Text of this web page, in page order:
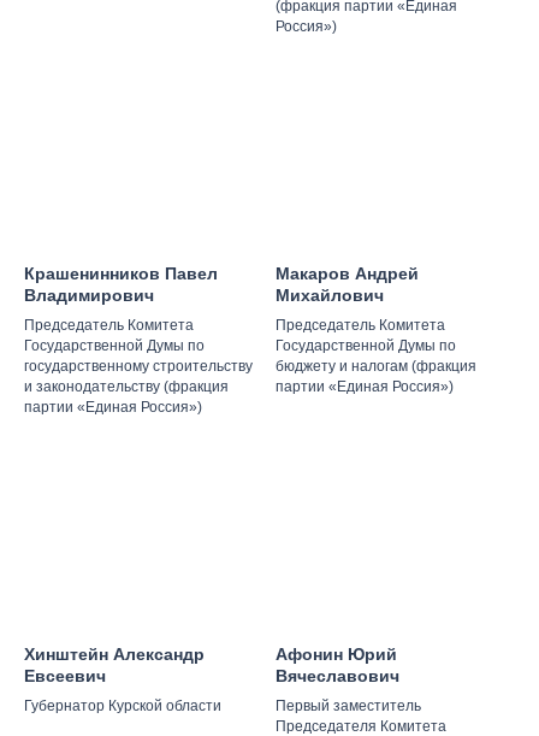
(фракция партии «Единая
Россия»)
Крашенинников Павел
Владимирович
Председатель Комитета
Государственной Думы по
государственному строительству
и законодательству (фракция
партии «Единая Россия»)
Макаров Андрей
Михайлович
Председатель Комитета
Государственной Думы по
бюджету и налогам (фракция
партии «Единая Россия»)
Хинштейн Александр
Евсеевич
Губернатор Курской области
Афонин Юрий
Вячеславович
Первый заместитель
Председателя Комитета